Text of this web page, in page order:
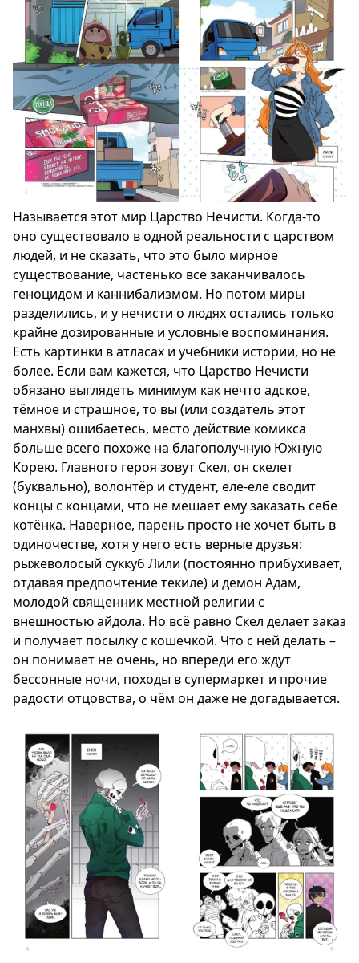
Называется этот мир Царство Нечисти. Когда-то
оно существовало в одной реальности с царством
людей, и не сказать, что это было мирное
существование, частенько всё заканчивалось
геноцидом и каннибализмом. Но потом миры
разделились, и у нечисти о людях остались только
крайне дозированные и условные воспоминания.
Есть картинки в атласах и учебники истории, но не
более. Если вам кажется, что Царство Нечисти
обязано выглядеть минимум как нечто адское,
тёмное и страшное, то вы (или создатель этот
манхвы) ошибаетесь, место действие комикса
больше всего похоже на благополучную Южную
Корею. Главного героя зовут Скел, он скелет
(буквально), волонтёр и студент, еле-еле сводит
концы с концами, что не мешает ему заказать себе
котёнка. Наверное, парень просто не хочет быть в
одиночестве, хотя у него есть верные друзья:
рыжеволосый суккуб Лили (постоянно прибухивает,
отдавая предпочтение текиле) и демон Адам,
молодой священник местной религии с
внешностью айдола. Но всё равно Скел делает заказ
и получает посылку с кошечкой. Что с ней делать –
он понимает не очень, но впереди его ждут
бессонные ночи, походы в супермаркет и прочие
радости отцовства, о чём он даже не догадывается.